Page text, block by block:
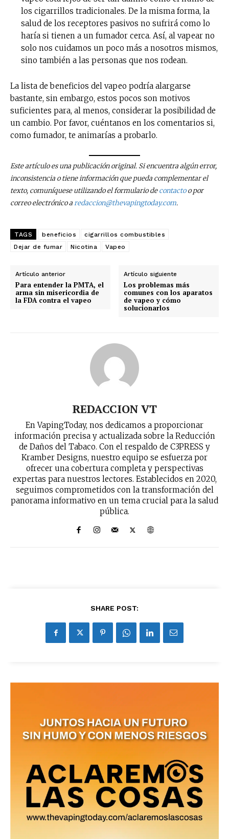
No te pierdas de las
últimas noticias
Suscríbete a nuestro boletín diario y
recibe todas las noticias del vapeo y la
electrónico.
los cigarrillos tradicionales. De la misma forma, la
salud de los receptores pasivos no sufrirá como lo
haría si tienen a un fumador cerca. Así, al vapear no
solo nos cuidamos un poco más a nosotros mismos,
sino también a las personas que nos rodean.
La lista de beneficios del vapeo podría alargarse
bastante, sin embargo, estos pocos son motivos
suficientes para, al menos, considerar la posibilidad de
un cambio. Por favor, cuéntanos en los comentarios si,
como fumador, te animarías a probarlo.
Este artículo es una publicación original. Si encuentra algún error,
inconsistencia o tiene información que pueda complementar el
texto, comuníquese utilizando el formulario decontactoo por
correo electrónico aredaccion@thevapingtoday.com.
TAGS beneficios
cigarrillos combustibles
Dejar de fumar
Nicotina Vapeo
Artículo anterior
Para entender la PMTA, el
arma sin misericordia de
la FDA contra el vapeo
Artículo siguiente
Los problemas más
comunes con los aparatos
de vapeo y cómo
solucionarlos
REDACCION VT
En VapingToday, nos dedicamos a proporcionar
información precisa y actualizada sobre la Reducción
de Daños del Tabaco. Con el respaldo de C3PRESS y
Kramber Designs, nuestro equipo se esfuerza por
ofrecer una cobertura completa y perspectivas
expertas para nuestros lectores. Establecidos en 2020,
seguimos comprometidos con la transformación del
panorama informativo en un tema crucial para la salud
pública.
SHARE POST: